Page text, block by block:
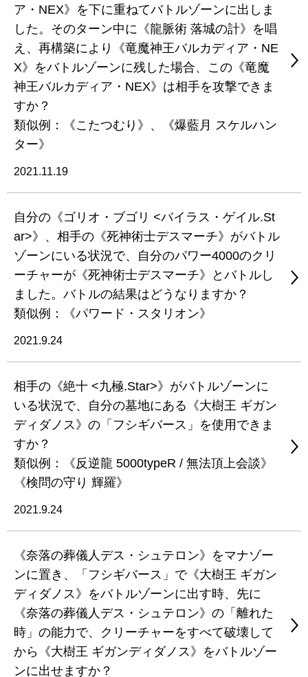
ア・NEX》を下に重ねてバトルゾーンに出しま
した。そのターン中に《龍脈術 落城の計》を唱
え、再構築により《竜魔神王バルカディア・NE
X》をバトルゾーンに残した場合、この《竜魔
神王バルカディア・NEX》は相手を攻撃できま
すか？
類似例：《こたつむり》、《爆藍月 スケルハン
ター》
2021.11.19
自分の《ゴリオ・ブゴリ <バイラス・ゲイル.St
ar>》、相手の《死神術士デスマーチ》がバトル
ゾーンにいる状況で、自分のパワー4000のクリ
ーチャーが《死神術士デスマーチ》とバトルし
ました。バトルの結果はどうなりますか？
類似例：《パワード・スタリオン》
2021.9.24
相手の《絶十 <九極.Star>》がバトルゾーンに
いる状況で、自分の墓地にある《大樹王 ギガン
ディダノス》の「フシギバース」を使用できま
すか？
類似例：《反逆龍 5000typeR / 無法頂上会談》
《検問の守り 輝羅》
2021.9.24
《奈落の葬儀人デス・シュテロン》をマナゾー
ンに置き、「フシギバース」で《大樹王 ギガン
ディダノス》をバトルゾーンに出す時、先に
《奈落の葬儀人デス・シュテロン》の「離れた
時」の能力で、クリーチャーをすべて破壊して
から《大樹王 ギガンディダノス》をバトルゾー
ンに出せますか？